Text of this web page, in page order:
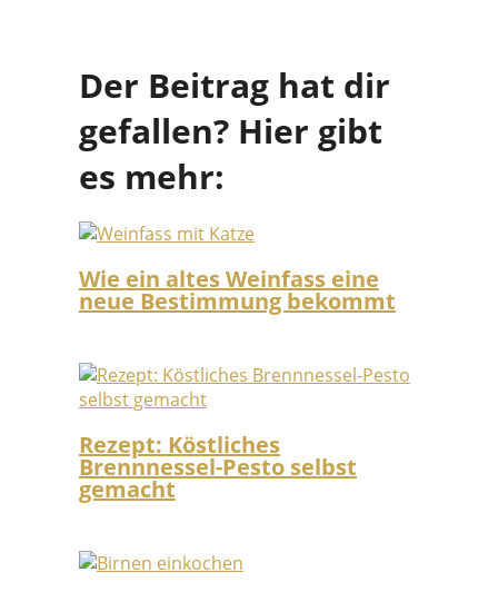
Der Beitrag hat dir
gefallen? Hier gibt
es mehr:
Wie ein altes Weinfass eine
neue Bestimmung bekommt
Rezept: Köstliches
Brennnessel-Pesto selbst
gemacht